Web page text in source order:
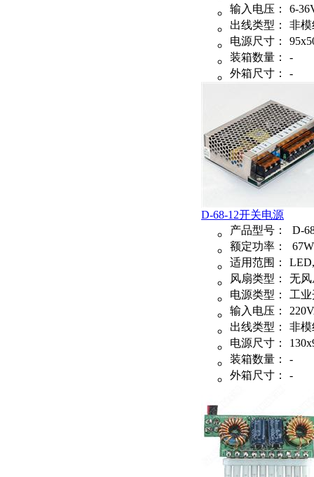
输入电压：
6-
出线类型：
非
电源尺寸：
装箱数量：
-
外箱尺寸：
-
D-68-12开关电源
产品型号：
D-
额定功率：
67W
适用范围：
风扇类型：
无风
电源类型：
工
输入电压：
出线类型：
非
电源尺寸：
装箱数量：
-
外箱尺寸：
-